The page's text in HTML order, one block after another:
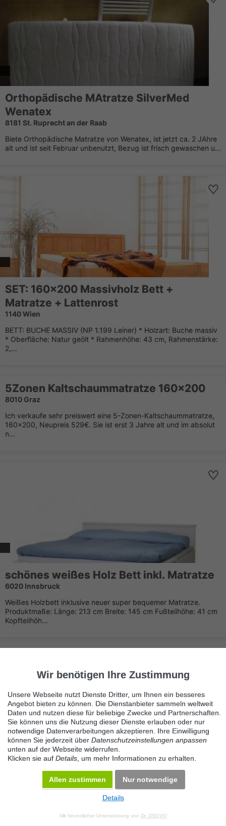
Orthopädische MAtratze SilverMed
Wenatex
8181 St. Ruprecht an der Raab
Biete Orthopädische Matratze von Wenatex, ist jetzt ca. 2 JAhre
alt und ist seit Februar unbenutzt, Bezug ist frisch gewaschen u...
SET: 160x200 Massivholz Bett +
Matratze + Lattenrost
1140 Wien
BETT: BUCHE MASSIV (NP 1.199 Leiner) * Holzart: Buche massiv
* Oberfläche: Natur geölt * Rahmenhöhe: 43 cm, Rahmenstärke:
2,...
5Zonen Kaltschaummatratze 160x200
8010 Graz
Ich verkaufe sehr preiswert eine 5-Zonen-Kaltschaummatratze,
160x200, Neupreis 529€. Sie ist erst 3 Jahre alt und im absolut
n...
schönes weißes Holz Bett inkl. Matratze
6020 Innsbruck
Weißes Holzbett inklusive neuer super bequemer Matratze.
Produktmaße: Länge: 213 cm Breite: 145 cm Fußteilhöhe: 41 cm
Kopfteilhöh...
Immer die neuesten Anzeigen erhalten?
Kein Angebot verpassen, täglich per E-Mail.
Benachrichtigung aktivieren
KOSTENLOS INSERIEREN
Datenschutz Impressum Kontakt Datenschutz anpassen Desktop Version
Wir benötigen Ihre Zustimmung
Unsere Webseite nutzt Dienste Dritter, um Ihnen ein besseres
Angebot bieten zu können. Die Dienstanbieter sammeln weltweit
Daten und nutzen diese für beliebige Zwecke und Partnerschaften.
Sie können uns die Nutzung dieser Dienste erlauben oder nur
notwendige Datenverarbeitungen akzeptieren. Ihre Einwilligung
können Sie jederzeit über Datenschutzeinstellungen anpassen
unten auf der Webseite widerrufen.
Klicken sie auf Details , um mehr Informationen zu erhalten.
Allen zustimmen Nur notwendige
Details
Mit freundlicher Unterstützung von Dr. DSGVO